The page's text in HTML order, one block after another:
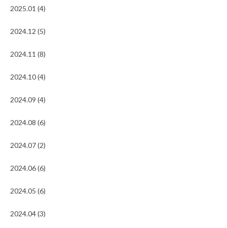
2025.01 (4)
2024.12 (5)
2024.11 (8)
2024.10 (4)
2024.09 (4)
2024.08 (6)
2024.07 (2)
2024.06 (6)
2024.05 (6)
2024.04 (3)